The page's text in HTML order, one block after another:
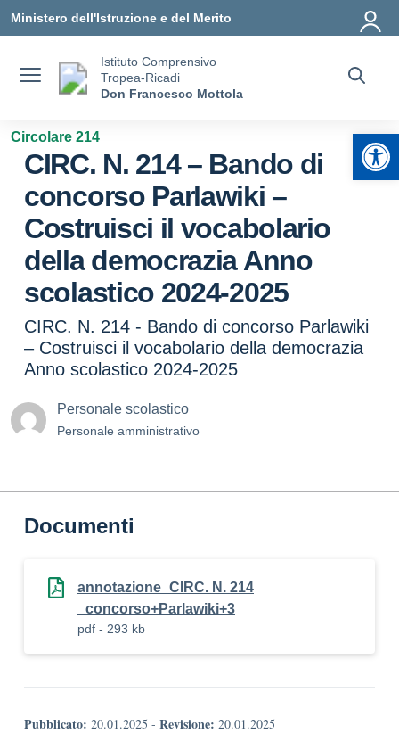
Ministero dell'Istruzione e del Merito
Istituto Comprensivo
Tropea-Ricadi
Don Francesco Mottola
Circolare 214
CIRC. N. 214 – Bando di
concorso Parlawiki –
Costruisci il vocabolario
della democrazia Anno
scolastico 2024-2025
CIRC. N. 214 - Bando di concorso Parlawiki
– Costruisci il vocabolario della democrazia
Anno scolastico 2024-2025
Personale scolastico
Personale amministrativo
Documenti
annotazione_CIRC. N. 214
_concorso+Parlawiki+3
pdf - 293 kb
Pubblicato: 20.01.2025 - Revisione: 20.01.2025